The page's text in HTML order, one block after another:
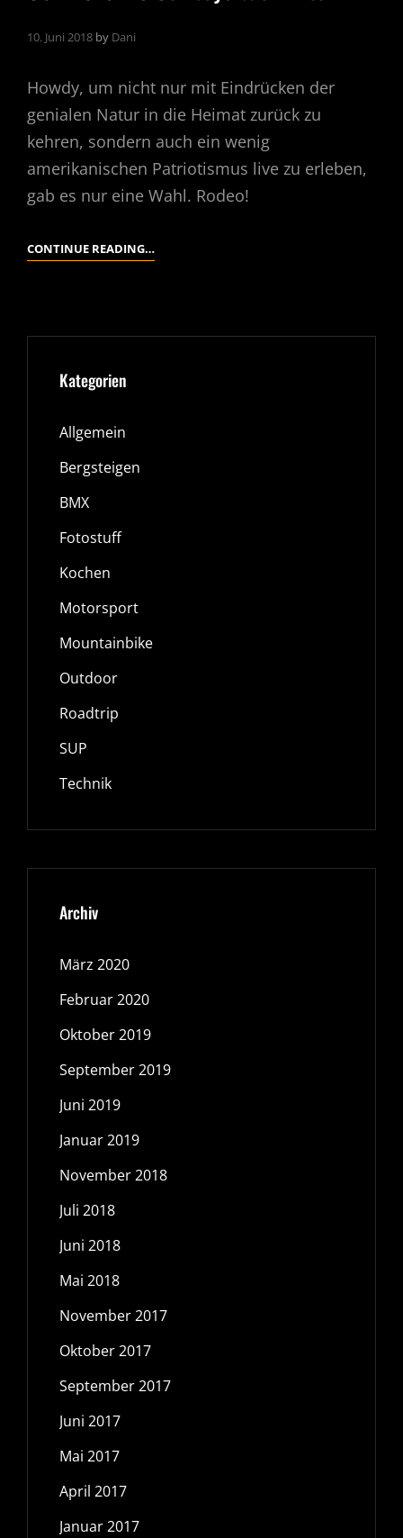
10. Juni 2018 by Dani
Howdy, um nicht nur mit Eindrücken der
genialen Natur in die Heimat zurück zu
kehren, sondern auch ein wenig
amerikanischen Patriotismus live zu erleben,
gab es nur eine Wahl. Rodeo!
CONTINUE READING…USA
COWBOYS
Kategorien
Allgemein
Bergsteigen
BMX
Fotostuff
Kochen
Motorsport
Mountainbike
Outdoor
Roadtrip
SUP
Technik
Archiv
März 2020
Februar 2020
Oktober 2019
September 2019
Juni 2019
Januar 2019
November 2018
Juli 2018
Juni 2018
Mai 2018
November 2017
Oktober 2017
September 2017
Juni 2017
Mai 2017
April 2017
Januar 2017